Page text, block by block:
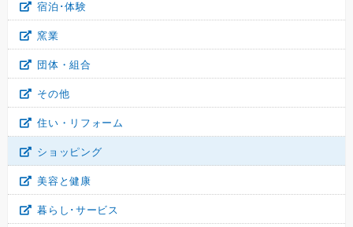
宿泊･体験
窯業
団体・組合
その他
住い・リフォーム
ショッピング
美容と健康
暮らし･サービス